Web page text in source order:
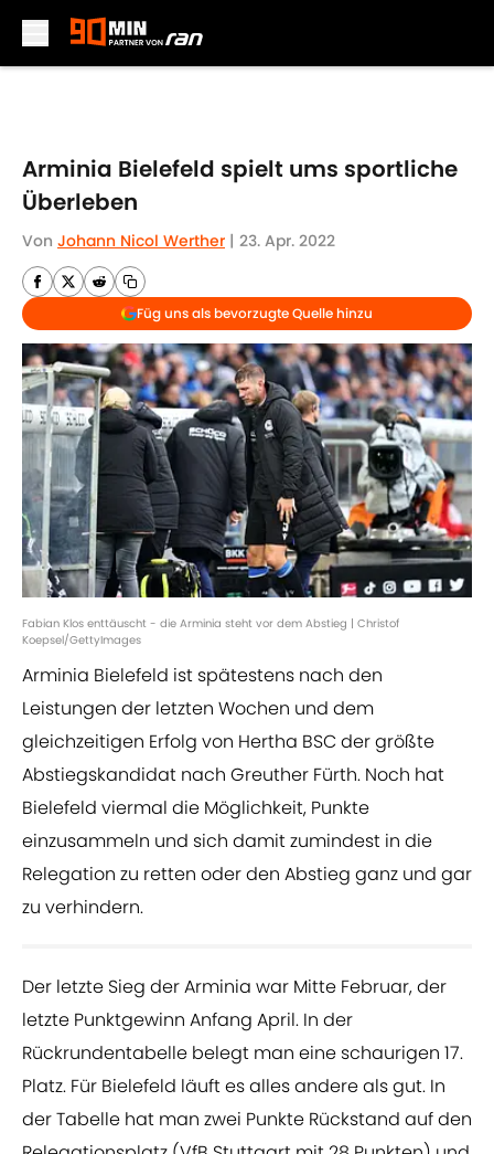
Arminia Bielefeld spielt ums sportliche
Überleben
Von Johann Nicol Werther | 23. Apr. 2022
Füg uns als bevorzugte Quelle hinzu
Fabian Klos enttäuscht - die Arminia steht vor dem Abstieg | Christof
Koepsel/GettyImages
Arminia Bielefeld ist spätestens nach den
Leistungen der letzten Wochen und dem
gleichzeitigen Erfolg von Hertha BSC der größte
Abstiegskandidat nach Greuther Fürth. Noch hat
Bielefeld viermal die Möglichkeit, Punkte
einzusammeln und sich damit zumindest in die
Relegation zu retten oder den Abstieg ganz und gar
zu verhindern.
Der letzte Sieg der Arminia war Mitte Februar, der
letzte Punktgewinn Anfang April. In der
Rückrundentabelle belegt man eine schaurigen 17.
Platz. Für Bielefeld läuft es alles andere als gut. In
der Tabelle hat man zwei Punkte Rückstand auf den